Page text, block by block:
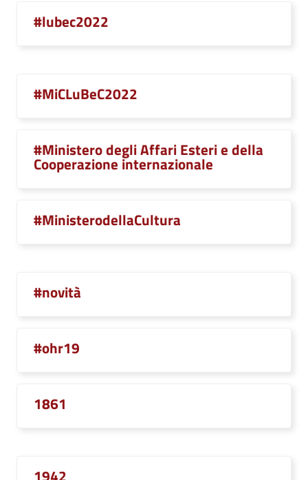
#lubec2022
#MiCLuBeC2022
#Ministero degli Affari Esteri e della
Cooperazione internazionale
#MinisterodellaCultura
#novità
#ohr19
1861